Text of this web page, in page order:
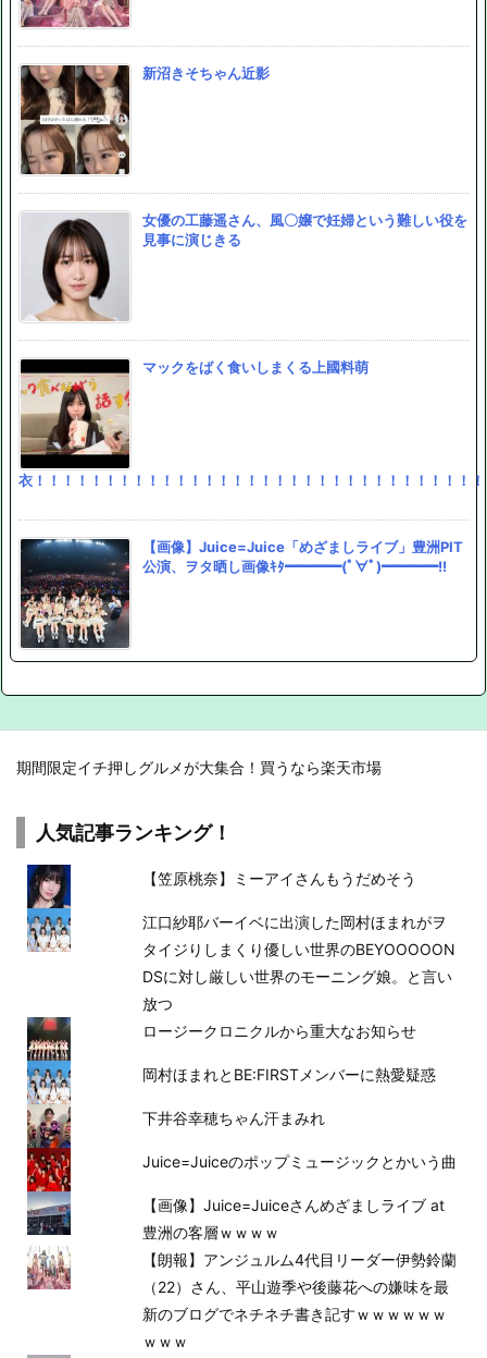
新沼きそちゃん近影
女優の工藤遥さん、風〇嬢で妊婦という難しい役を
見事に演じきる
マックをばく食いしまくる上國料萌
衣！！！！！！！！！！！！！！！！！！！！！！！！！！！！！！！
【画像】Juice=Juice「めざましライブ」豊洲PIT
公演、ヲタ晒し画像ｷﾀ━━━━(ﾟ∀ﾟ)━━━━!!
期間限定イチ押しグルメが大集合！買うなら楽天市場
人気記事ランキング！
【笠原桃奈】ミーアイさんもうだめそう
江口紗耶バーイベに出演した岡村ほまれがヲ
タイジりしまくり優しい世界のBEYOOOOON
DSに対し厳しい世界のモーニング娘。と言い
放つ
ロージークロニクルから重大なお知らせ
岡村ほまれとBE:FIRSTメンバーに熱愛疑惑
下井谷幸穂ちゃん汗まみれ
Juice=Juiceのポップミュージックとかいう曲
【画像】Juice=Juiceさんめざましライブ at
豊洲の客層ｗｗｗｗ
【朗報】アンジュルム4代目リーダー伊勢鈴蘭
（22）さん、平山遊季や後藤花への嫌味を最
新のブログでネチネチ書き記すｗｗｗｗｗｗ
ｗｗｗ